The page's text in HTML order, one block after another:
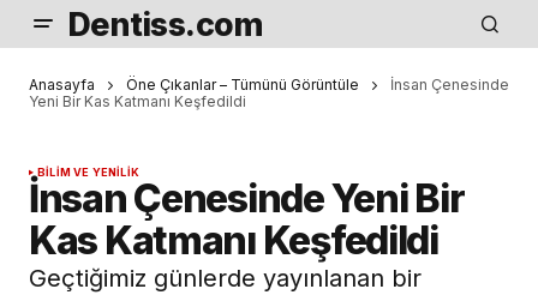
Dentiss.com
Anasayfa Öne Çıkanlar – Tümünü Görüntüle
İnsan Çenesinde
Yeni Bir Kas Katmanı Keşfedildi
BILIM VE YENILIK
İnsan Çenesinde Yeni Bir
Kas Katmanı Keşfedildi
Geçtiğimiz günlerde yayınlanan bir